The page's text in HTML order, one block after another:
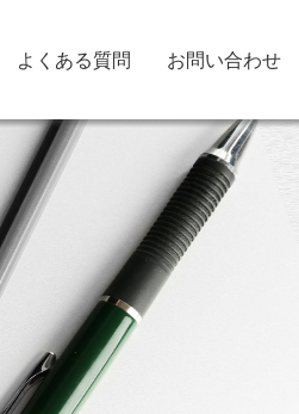
よくある質問 お問い合わせ